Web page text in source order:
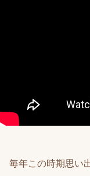
毎年この時期思い